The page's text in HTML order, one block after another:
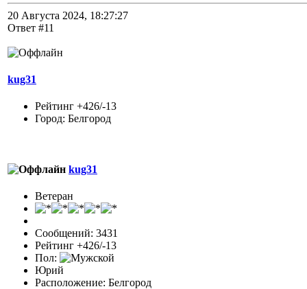
20 Августа 2024, 18:27:27
Ответ #11
kug31
Рейтинг +426/-13
Город: Белгород
kug31
Ветеран
Сообщений: 3431
Рейтинг +426/-13
Пол:
Юрий
Расположение: Белгород